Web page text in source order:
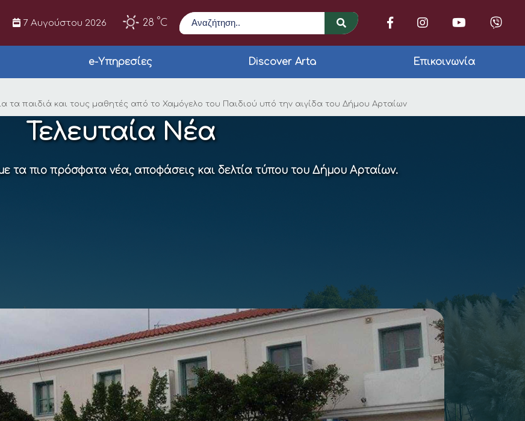
7 Αυγούστου 2026 28 °C
Αναζήτηση
e-Υπηρεσίες Discover Arta Επικοινωνία
και οδοντιατρικής
τα παιδιά και τους μαθητές από το Χαμόγελο του Παιδιού υπό την αιγίδα του Δήμου Αρταίων
Τελευταία Νέα
τα πιο πρόσφατα νέα, αποφάσεις και δελτία τύπου του Δήμου Αρταίων.